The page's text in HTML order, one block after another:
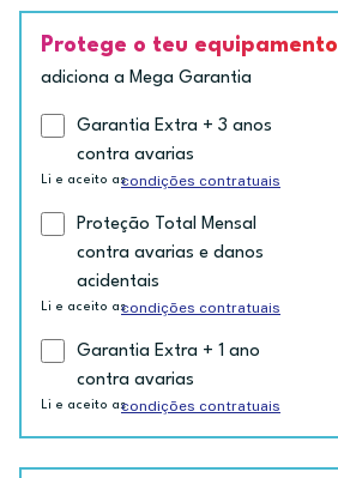
Protege o teu equipamento
adiciona a Mega Garantia
Garantia Extra + 3 anos
contra avarias
Li e aceito ascondições contratuais
Proteção Total Mensal
contra avarias e danos
acidentais
Li e aceito ascondições contratuais
Garantia Extra + 1 ano
contra avarias
Li e aceito ascondições contratuais